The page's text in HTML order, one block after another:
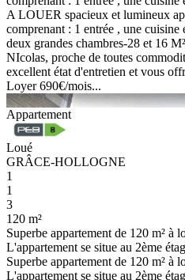
A LOUER spacieux et lumineux
comprenant : 1 entrée , une
deux grandes chambres-28 et 16
NIcolas, proche de toutes
excellent état d'entretien et vous
Loyer 690€/mois...
Appartement
Loué
GRÂCE-HOLLOGNE
1
1
3
120 m²
Superbe appartement de 120 m² à
L'appartement se situe au 2ème
Superbe appartement de 120 m² à
L'appartement se situe au 2ème